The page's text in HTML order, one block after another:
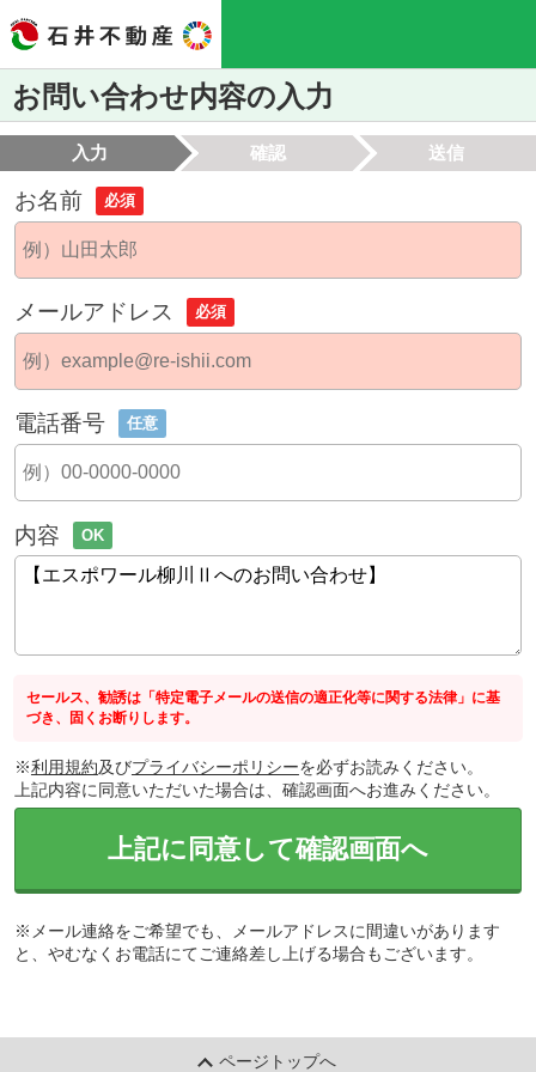
お問い合わせ内容の入力
入力 確認 送信
お名前 必須
メールアドレス 必須
電話番号 任意
内容 OK
セールス、勧誘は「特定電子メールの送信の適正化等に関する法律」に基
づき、固くお断りします。
※利用規約及びプライバシーポリシーを必ずお読みください。
上記内容に同意いただいた場合は、確認画面へお進みください。
上記に同意して確認画面へ
※メール連絡をご希望でも、メールアドレスに間違いがあります
と、やむなくお電話にてご連絡差し上げる場合もございます。
ページトップへ